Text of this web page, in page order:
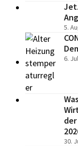
5.
6.
30.